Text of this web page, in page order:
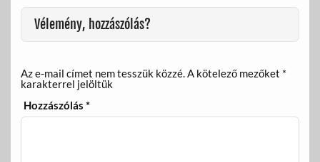
Vélemény, hozzászólás?
Az e-mail címet nem tesszük közzé.A kötelező mezőket *
karakterrel jelöltük
Hozzászólás*